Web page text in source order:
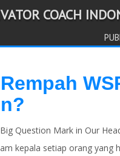
COACH
Question Mark in Our
kepala setiap orang yang